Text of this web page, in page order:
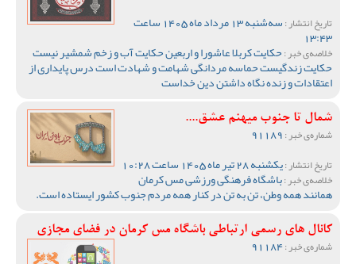
تاریخ انتشار : سه‌شنبه 13 مرداد ماه 1405 ساعت
13:43
خلاصه‌ی خبر :حکایت کربلا عاشورا و اربعین حکایت آب و زخم شمشیر نیست
حکایت زندگیست حماسه مردانگی شهامت و شهادت است درس پایداری از
اعتقادات و زنده نگاه داشتن دین خداست
شمال تا جنوب میهنم عشق....
شماره‌ی خبر :
تاریخ انتشار :یکشنبه 28 تیر ماه 1405 ساعت 10:28
خلاصه‌ی خبر :باشگاه فرهنگی ورزشی مس کرمان
همانند همه وطن، تن به تن در کنار همه مردم جنوب کشور ایستاده است.
کانال های رسمی ارتباطی باشگاه مس کرمان در فضای مجازی
شماره‌ی خبر :